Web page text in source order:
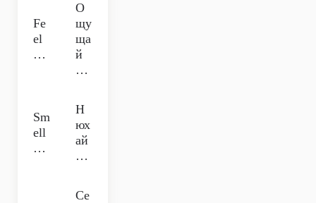
Fe
el
…
О
щу
ща
й
…
Sm
ell
…
Н
юх
ай
…
Се